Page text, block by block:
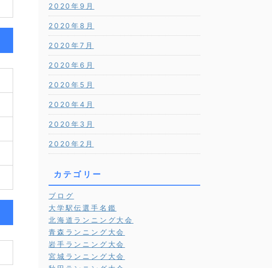
2020年9月
2020年8月
2020年7月
2020年6月
2020年5月
2020年4月
2020年3月
2020年2月
カテゴリー
ブログ
大学駅伝選手名鑑
北海道ランニング大会
青森ランニング大会
岩手ランニング大会
宮城ランニング大会